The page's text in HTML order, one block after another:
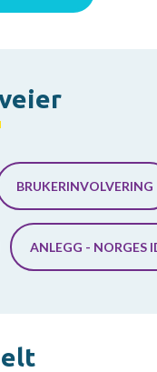
BRUKERINVOLVERING
ANLEGG - NORGES